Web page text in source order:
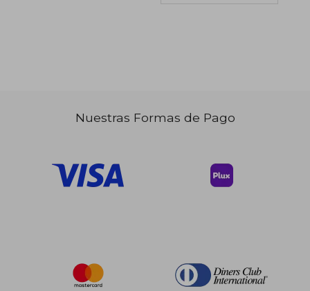
$ 46.94 45%
Nuestras Formas de Pago